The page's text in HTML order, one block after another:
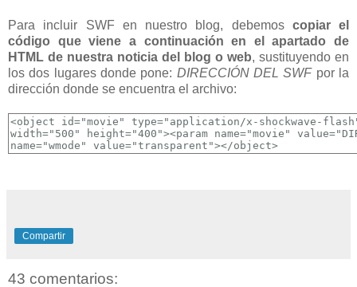
Para incluir SWF en nuestro blog, debemos copiar el
código que viene a continuación en el apartado de
HTML de nuestra noticia del blog o web, sustituyendo en
los dos lugares donde pone: DIRECCIÓN DEL SWFpor la
dirección donde se encuentra el archivo:
Compartir
43 comentarios: